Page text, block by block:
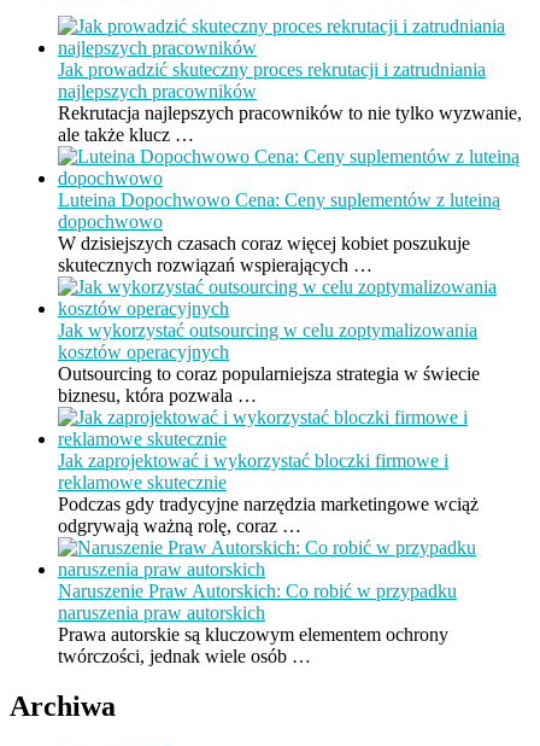
Jak prowadzić skuteczny proces rekrutacji i zatrudniania
najlepszych pracowników
Rekrutacja najlepszych pracowników to nie tylko wyzwanie,
ale także klucz …
Luteina Dopochwowo Cena: Ceny suplementów z luteiną
dopochwowo
W dzisiejszych czasach coraz więcej kobiet poszukuje
skutecznych rozwiązań wspierających …
Jak wykorzystać outsourcing w celu zoptymalizowania
kosztów operacyjnych
Outsourcing to coraz popularniejsza strategia w świecie
biznesu, która pozwala …
Jak zaprojektować i wykorzystać bloczki firmowe i
reklamowe skutecznie
Podczas gdy tradycyjne narzędzia marketingowe wciąż
odgrywają ważną rolę, coraz …
Naruszenie Praw Autorskich: Co robić w przypadku
naruszenia praw autorskich
Prawa autorskie są kluczowym elementem ochrony
twórczości, jednak wiele osób …
Archiwa